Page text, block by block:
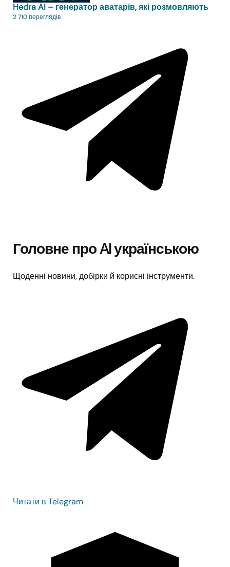
Hedra AI – генератор аватарів, які розмовляють
2 710 переглядів
Головне про AI українською
Щоденні новини, добірки й корисні інструменти.
Читати в Telegram